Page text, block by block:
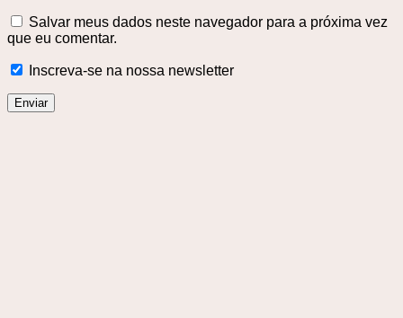
Salvar meus dados neste navegador para a próxima vez
que eu comentar.
Inscreva-se na nossa newsletter